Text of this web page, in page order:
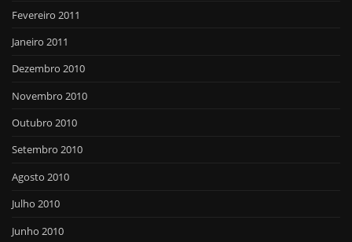
Fevereiro 2011
Janeiro 2011
Dezembro 2010
Novembro 2010
Outubro 2010
Setembro 2010
Agosto 2010
Julho 2010
Junho 2010